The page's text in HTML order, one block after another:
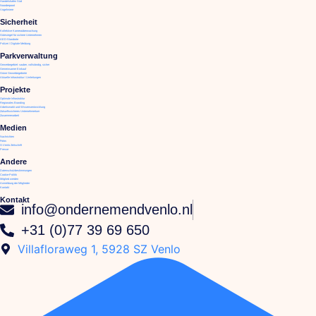
Handelshafen Süd
Noorderpoort
Vogelmiere
Sicherheit
Kollektive Kameraüberwachung
Gütesiegel für sichere Unternehmen
AED-Standorte
Polizei / Digitale Meldung
Parkverwaltung
Gewerbegebiet: sauber, vollständig, sicher
Gemeinsamer Einkauf
Grüne Gewerbegebiete
Aktuelle Infrastruktur / Umleitungen
Projekte
Optimale Infrastruktur
Regionales Branding
Arbeitsmarkt und Wissensentwicklung
Zukunftssicheres Unternehmertum
Zusammenarbeit
Medien
Nachrichten
Fotos
O.Venlo Zeitschrift
Presse
Andere
Datenschutzbestimmungen
Cookie-Politik
Mitglied werden
Anmeldung der Mitglieder
Kontakt
Kontakt
info@ondernemendvenlo.nl
+31 (0)77 39 69 650
Villafloraweg 1, 5928 SZ Venlo